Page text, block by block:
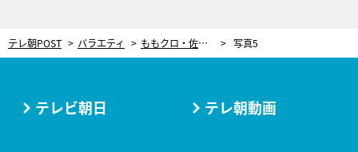
テレ朝POST バラエティ ももクロ・佐々木彩夏、“ゴルフ女子”の腕前!?「こないだコース行ってきたばかり！」 写真5
テレビ朝日 テレ朝動画